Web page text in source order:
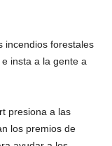
incendios forestales
insta a la gente a
presiona a las
los premios de